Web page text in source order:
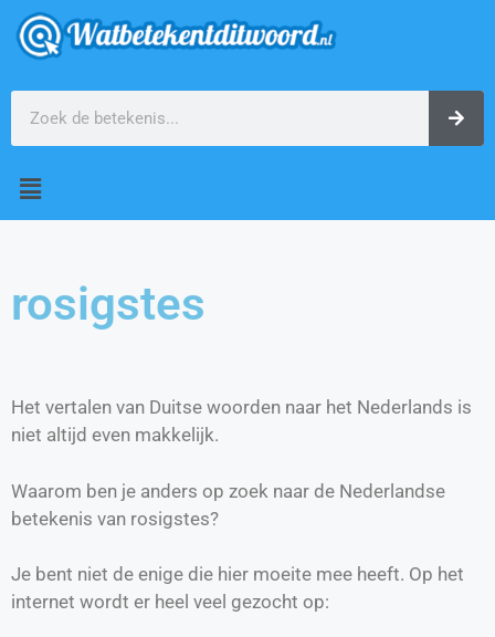
rosigstes
Het vertalen van Duitse woorden naar het Nederlands is
niet altijd even makkelijk.
Waarom ben je anders op zoek naar de Nederlandse
betekenis van rosigstes?
Je bent niet de enige die hier moeite mee heeft. Op het
internet wordt er heel veel gezocht op: